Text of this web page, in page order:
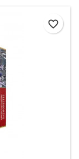
favorite_border